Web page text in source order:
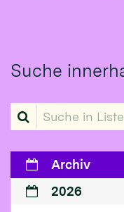
Suche
Suche in Liste
Archiv
2026